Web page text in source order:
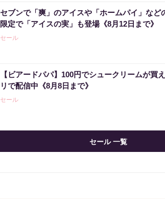
セブンで「爽」のアイスや「ホームパイ」な
限定で「アイスの実」も登場《8月12日まで》
セール
【ビアードパパ】100円でシュークリームが買
リで配信中《8月8日まで》
セール
セール 一覧